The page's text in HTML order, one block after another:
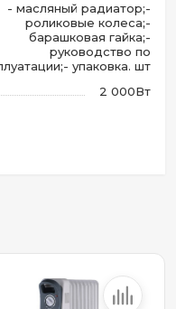
- масляный радиатор;-
роликовые колеса;-
барашковая гайка;-
руководство по
упаковка. шт
2 000Вт